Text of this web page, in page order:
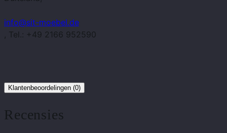
info@sit-moebel.de
, Tel.: +49 2166 952590
Klantenbeoordelingen (0)
Recensies